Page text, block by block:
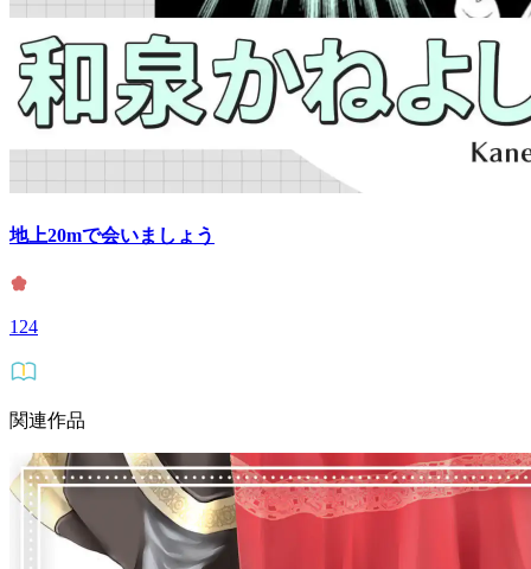
地上20mで会いましょう
124
関連作品